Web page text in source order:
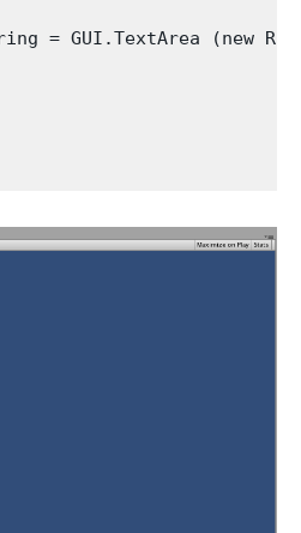
= GUI.TextArea (new